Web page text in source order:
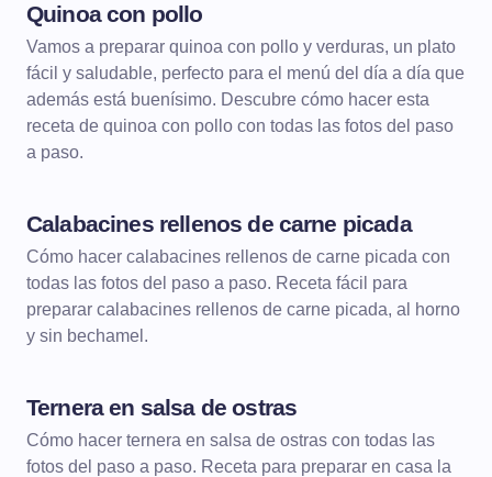
Quinoa con pollo
Vamos a preparar quinoa con pollo y verduras, un plato
fácil y saludable, perfecto para el menú del día a día que
además está buenísimo. Descubre cómo hacer esta
receta de quinoa con pollo con todas las fotos del paso
a paso.
Calabacines rellenos de carne picada
Cómo hacer calabacines rellenos de carne picada con
todas las fotos del paso a paso. Receta fácil para
preparar calabacines rellenos de carne picada, al horno
y sin bechamel.
Ternera en salsa de ostras
Cómo hacer ternera en salsa de ostras con todas las
fotos del paso a paso. Receta para preparar en casa la